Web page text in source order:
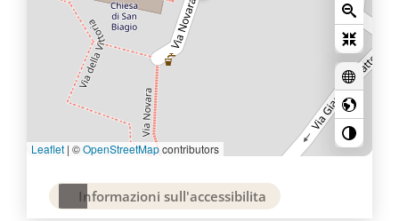
Leaflet | ©OpenStreetMapcontributors
Informazioni sull'accessibilita